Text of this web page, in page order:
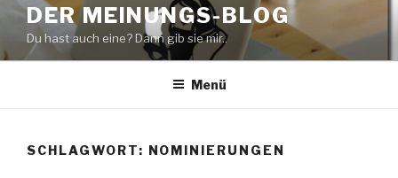
Inhalt
springen
DER MEINUNGS-BLOG
Du hast auch eine? Dann gib sie mir..
Menü
SCHLAGWORT: NOMINIERUNGEN